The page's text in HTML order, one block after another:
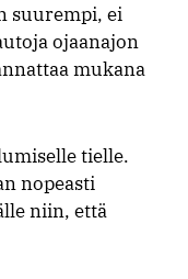
suurempi, ei
ojaanajon
mukana
tielle.
nopeasti
niin, että